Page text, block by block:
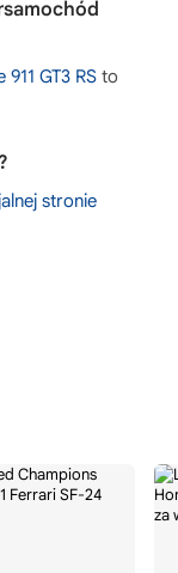
GT3 RS to
stronie